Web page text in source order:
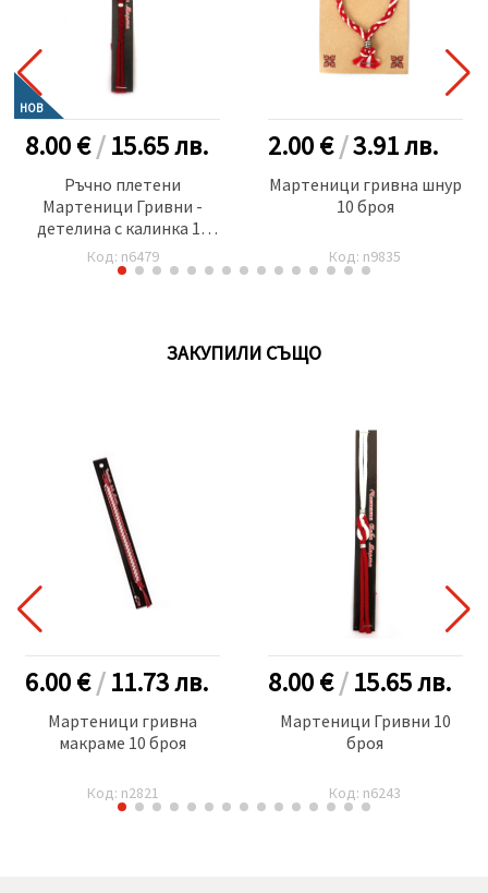
НОВ
8.00 €/15.65лв.
Ръчно плетени
Мартеници Гривни -
детелина с калинка 10
броя
Код: n6479
2.00 €/3.91лв.
Мартеници гривна шнур
10 броя
Код: n9835
ЗАКУПИЛИ СЪЩО
6.00 €/11.73лв.
Мартеници гривна
макраме 10 броя
Код: n2821
8.00 €/15.65лв.
Мартеници Гривни 10
броя
Код: n6243